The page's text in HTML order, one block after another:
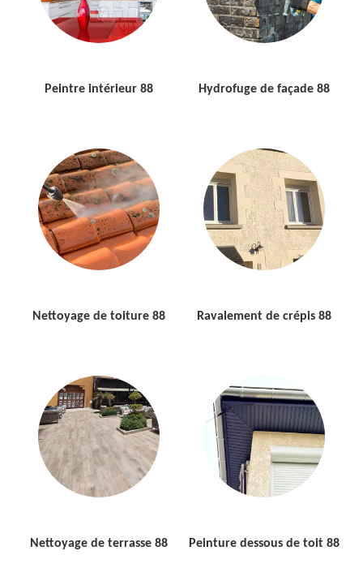
Peintre intérieur 88 Hydrofuge de façade 88
Nettoyage de toiture 88 Ravalement de crépis 88
Nettoyage de terrasse 88 Peinture dessous de toit 88